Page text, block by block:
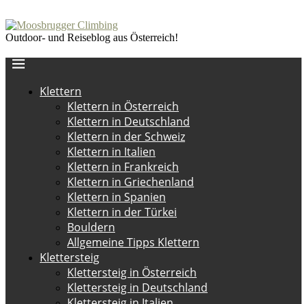
Outdoor- und Reiseblog aus Österreich!
Klettern
Klettern in Österreich
Klettern in Deutschland
Klettern in der Schweiz
Klettern in Italien
Klettern in Frankreich
Klettern in Griechenland
Klettern in Spanien
Klettern in der Türkei
Bouldern
Allgemeine Tipps Klettern
Klettersteig
Klettersteig in Österreich
Klettersteig in Deutschland